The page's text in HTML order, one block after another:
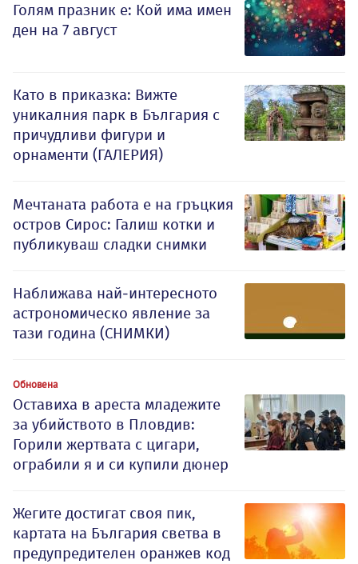
Голям празник е: Кой има имен
ден на 7 август
Като в приказка: Вижте
уникалния парк в България с
причудливи фигури и
орнаменти (ГАЛЕРИЯ)
Мечтаната работа е на гръцкия
остров Сирос: Галиш котки и
публикуваш сладки снимки
Наближава най-интересното
астрономическо явление за
тази година (СНИМКИ)
Обновена
Оставиха в ареста младежите
за убийството в Пловдив:
Горили жертвата с цигари,
ограбили я и си купили дюнер
Жегите достигат своя пик,
картата на България светва в
предупредителен оранжев код